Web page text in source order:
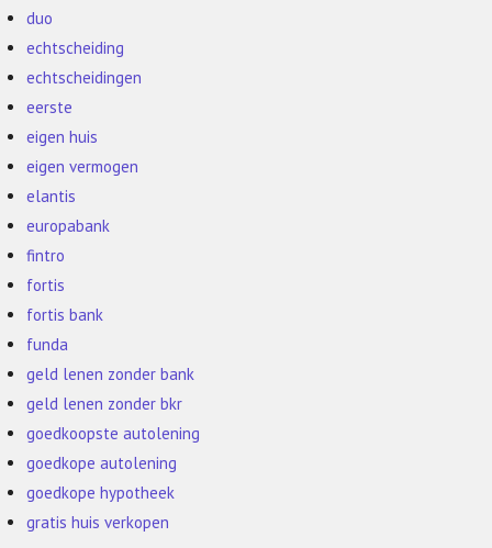
duo
echtscheiding
echtscheidingen
eerste
eigen huis
eigen vermogen
elantis
europabank
fintro
fortis
fortis bank
funda
geld lenen zonder bank
geld lenen zonder bkr
goedkoopste autolening
goedkope autolening
goedkope hypotheek
gratis huis verkopen